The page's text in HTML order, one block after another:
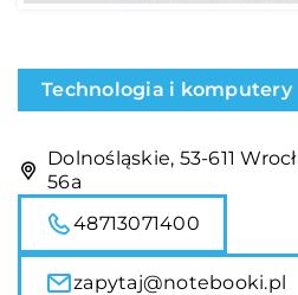
Technologia i komputery
Dolnośląskie, 53-611
56a
48713071400
zapytaj@notebooki.pl